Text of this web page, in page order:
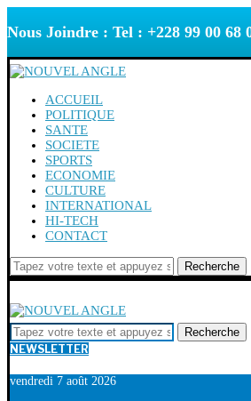
Nous Joindre : Tel : +228 99 00 68
ACCUEIL
POLITIQUE
SANTE
SOCIETE
SPORTS
ECONOMIE
CULTURE
INTERNATIONAL
HI-TECH
CONTACT
Recherche
Recherche
NEWSLETTER
vendredi 7 août 2026